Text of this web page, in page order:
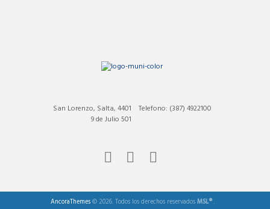
Telefono: (387) 4922100
San Lorenzo, Salta, 4401
9 de Julio 501
AncoraThemes© 2026. Todos los derechos reservadosMSL®.